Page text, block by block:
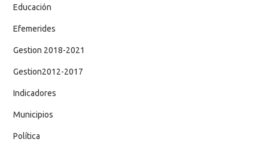
Educación
Efemerides
Gestion 2018-2021
Gestion2012-2017
Indicadores
Municipios
Política